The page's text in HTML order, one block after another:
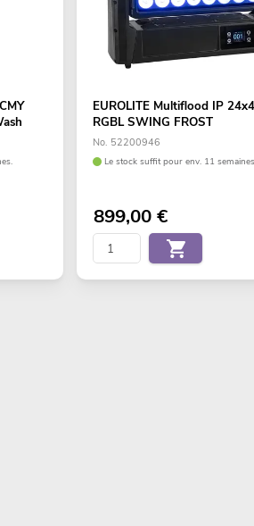
EUROLITE Multiflood IP
RGBL SWING FROST
No. 52200946
Le stock suffit pour env. 11
899,00€